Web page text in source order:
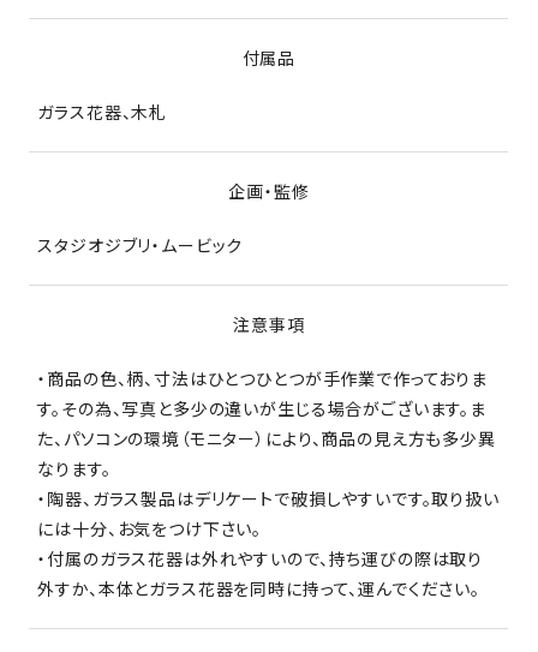
付属品
ガラス花器、木札
企画・監修
スタジオジブリ・ムービック
注意事項
・商品の色、柄、寸法はひとつひとつが手作業で作っておりま
す。その為、写真と多少の違いが生じる場合がございます。ま
た、パソコンの環境（モニター）により、商品の見え方も多少異
なります。
・陶器、ガラス製品はデリケートで破損しやすいです。取り扱い
には十分、お気をつけ下さい。
・付属のガラス花器は外れやすいので、持ち運びの際は取り
外すか、本体とガラス花器を同時に持って、運んでください。